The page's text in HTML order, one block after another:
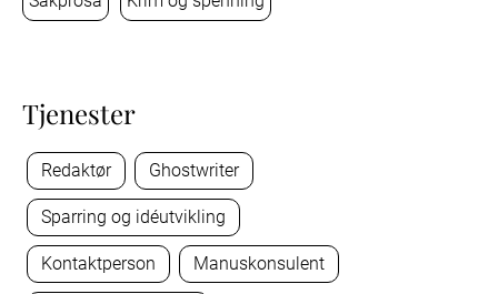
Tjenester
Redaktør Ghostwriter
Sparring og idéutvikling
Kontaktperson Manuskonsulent